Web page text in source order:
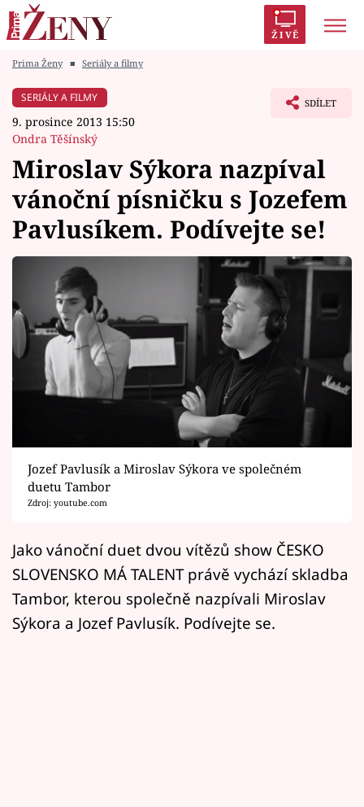
ŽIVĚ
Módní alarm
Témata
Celebrity
Vztahy
Seriály
Horoskopy
Sledujte prima+
Filmový festival Karlovy Vary
Pořady
Přihlášení
Sledujte nás
Prima Ženy ■ Seriály a filmy
SERIÁLY A FILMY
9. prosince 2013 15:50
Ondra Těšínský
SDÍLET
Miroslav Sýkora nazpíval
vánoční písničku s Jozefem
Pavlusíkem. Podívejte se!
Jozef Pavlusík a Miroslav Sýkora ve společném
duetu Tambor
Zdroj: youtube.com
Jako vánoční duet dvou vítězů show ČESKO
SLOVENSKO MÁ TALENT právě vychází skladba
Tambor, kterou společně nazpívali Miroslav
Sýkora a Jozef Pavlusík. Podívejte se.